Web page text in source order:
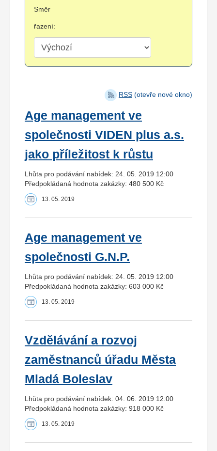
Směr
řazení:
RSS (otevře nové okno)
Age management ve
společnosti VIDEN plus a.s.
jako příležitost k růstu
Lhůta pro podávání nabídek: 24. 05. 2019 12:00
Předpokládaná hodnota zakázky: 480 500 Kč
13. 05. 2019
Age management ve
společnosti G.N.P.
Lhůta pro podávání nabídek: 24. 05. 2019 12:00
Předpokládaná hodnota zakázky: 603 000 Kč
13. 05. 2019
Vzdělávání a rozvoj
zaměstnanců úřadu Města
Mladá Boleslav
Lhůta pro podávání nabídek: 04. 06. 2019 12:00
Předpokládaná hodnota zakázky: 918 000 Kč
13. 05. 2019